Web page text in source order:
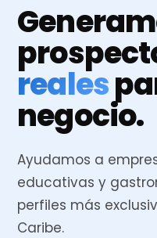
reales
negocio.
Ayudamos a
educativas y
perfiles más
Caribe.